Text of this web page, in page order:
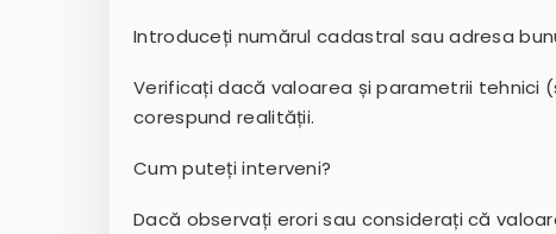
Introduceți numărul cadastral sau adresa
Verificați dacă valoarea și parametrii tehnici
corespund realității.
Cum puteți interveni?
Dacă observați erori sau considerați că